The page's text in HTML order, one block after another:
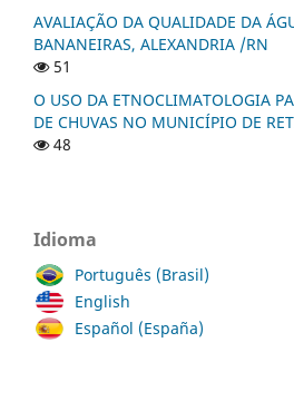
AVALIAÇÃO DA QUALIDADE DA
BANANEIRAS, ALEXANDRIA /RN
51
O USO DA ETNOCLIMATOLOGIA
DE CHUVAS NO MUNICÍPIO DE
48
Idioma
Português (Brasil)
English
Español (España)